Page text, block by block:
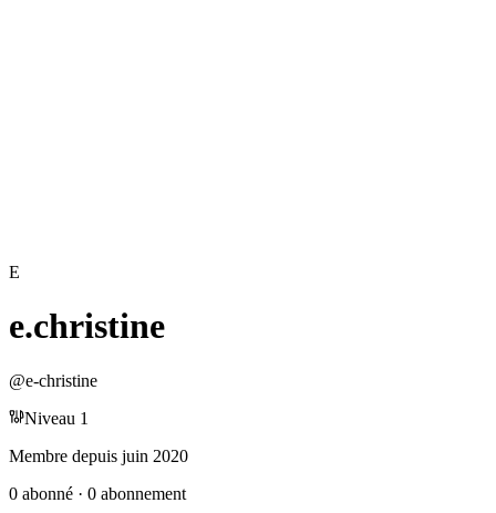
E
e.christine
@e-christine
Niveau 1
Membre depuis juin 2020
0 abonné · 0 abonnement